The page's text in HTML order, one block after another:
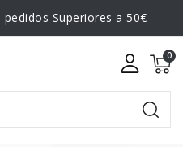
pedidos Superiores a 50€